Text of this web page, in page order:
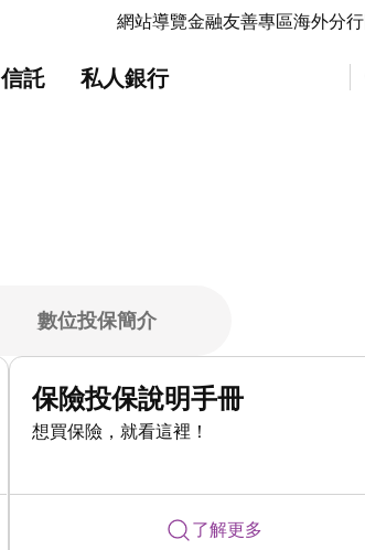
網站導覽金融友善專區海外分行
信託 私人銀行
數位投保簡介
保險投保說明手冊
想買保險，就看這裡！
了解更多